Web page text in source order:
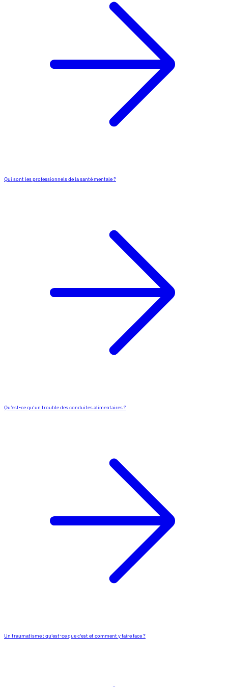
Qui sont les professionnels de la santé mentale ?
Qu’est-ce qu’un trouble des conduites alimentaires ?
Un traumatisme : qu'est-ce que c'est et comment y faire face ?